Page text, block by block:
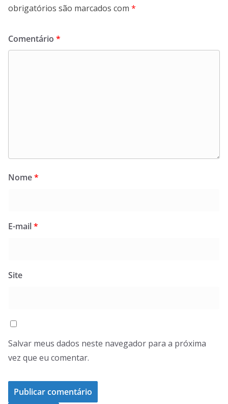
obrigatórios são marcados com *
Comentário *
Nome*
E-mail*
Site
Salvar meus dados neste navegador para a próxima
vez que eu comentar.